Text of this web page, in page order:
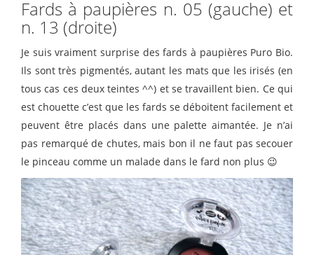
Fards à paupières n. 05 (gauche) et
n. 13 (droite)
Je suis vraiment surprise des fards à paupières Puro Bio.
Ils sont très pigmentés, autant les mats que les irisés (en
tous cas ces deux teintes ^^) et se travaillent bien. Ce qui
est chouette c’est que les fards se déboitent facilement et
peuvent être placés dans une palette aimantée. Je n’ai
pas remarqué de chutes, mais bon il ne faut pas secouer
le pinceau comme un malade dans le fard non plus 😉